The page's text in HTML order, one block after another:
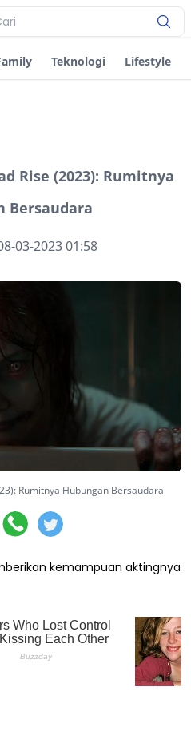
Teknologi Lifestyle
Rise (2023): Rumitnya
Bersaudara
03-2023 01:58
Rumitnya Hubungan Bersaudara
kemampuan aktingnya